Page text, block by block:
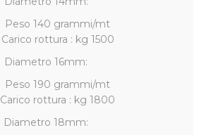
Peso 140 grammi/mt
Carico rottura : kg 1500
Diametro 16mm:
Peso 190 grammi/mt
Carico rottura : kg 1800
Diametro 18mm: